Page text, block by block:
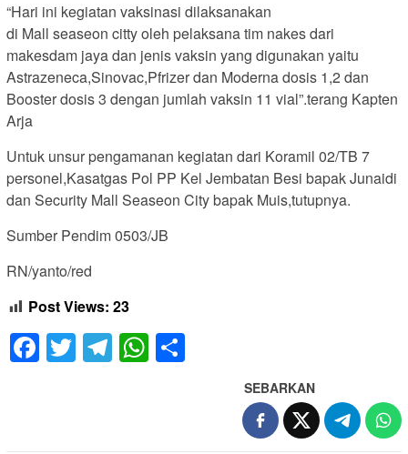
“Hari ini kegiatan vaksinasi dilaksanakan
di Mall seaseon citty oleh pelaksana tim nakes dari
makesdam jaya dan jenis vaksin yang digunakan yaitu
Astrazeneca,Sinovac,Pfrizer dan Moderna dosis 1,2 dan
Booster dosis 3 dengan jumlah vaksin 11 vial”.terang Kapten
Arja
Untuk unsur pengamanan kegiatan dari Koramil 02/TB 7
personel,Kasatgas Pol PP Kel Jembatan Besi bapak Junaidi
dan Security Mall Seaseon City bapak Muis,tutupnya.
Sumber Pendim 0503/JB
RN/yanto/red
Post Views: 23
Facebook
Twitter
Telegram
WhatsApp
SEBARKAN